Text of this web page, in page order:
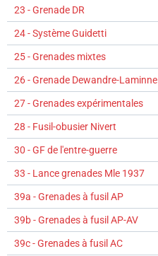
23 - Grenade DR
24 - Système Guidetti
25 - Grenades mixtes
26 - Grenade Dewandre-Laminne
27 - Grenades expérimentales
28 - Fusil-obusier Nivert
30 - GF de l'entre-guerre
33 - Lance grenades Mle 1937
39a - Grenades à fusil AP
39b - Grenades à fusil AP-AV
39c - Grenades à fusil AC